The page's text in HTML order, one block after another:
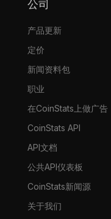
公司
产品更新
定价
新闻资料包
职业
在CoinStats上做广告
CoinStats API
API文档
公共API仪表板
CoinStats新闻源
关于我们